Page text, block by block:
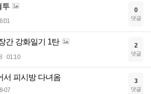
투 0
댓글
간 강화일기 1탄
01:10
2
댓글
서 피시방 다녀옴
07
3
댓글